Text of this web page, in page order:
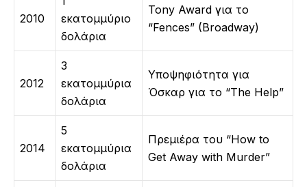
2010
εκατομμύριο
δολάρια
Tony Award για το
“Fences” (Broadway)
2012
3
εκατομμύρια
δολάρια
Υποψηφιότητα για
Όσκαρ για το “The Help”
2014
5
εκατομμύρια
δολάρια
Πρεμιέρα του “How to
Get Away with Murder”